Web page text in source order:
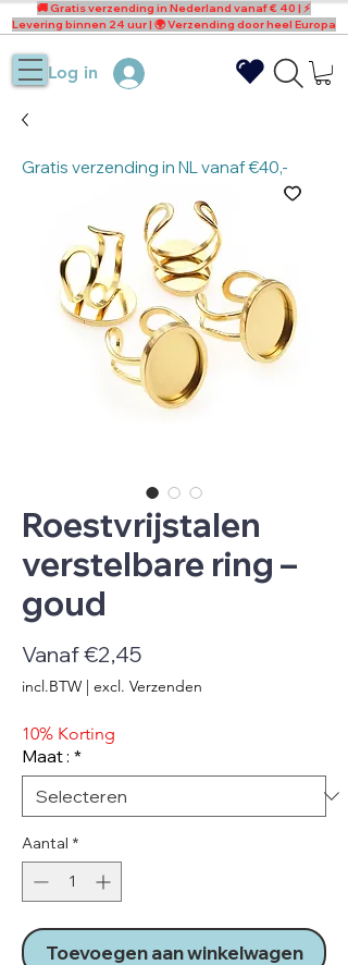
Log in
🚚 Gratis verzending in Nederland vanaf € 40 | ⚡
Levering binnen 24 uur | 🌍 Verzending door heel Europa
Roestvrijstalen
verstelbare ring –
goud
Vanaf€2,45Verkoopprijs
incl.BTW | excl. Verzenden
10% Korting
Maat : *
Aantal *
Toevoegen aan winkelwagen
Gratis verzending in NL vanaf €40,-